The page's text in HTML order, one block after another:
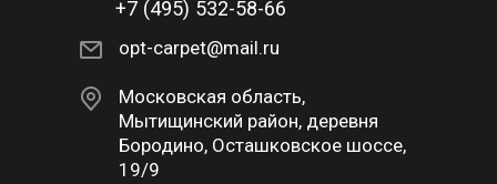
+7 (495) 532-58-66
opt-carpet@mail.ru
Московская область,
Мытищинский район, деревня
Бородино, Осташковское шоссе,
19/9